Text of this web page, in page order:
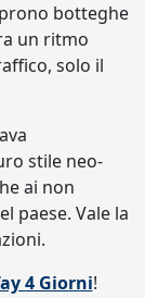
botteghe
un ritmo
solo il
stile neo-
ai non
paese. Vale la
4 Giorni!